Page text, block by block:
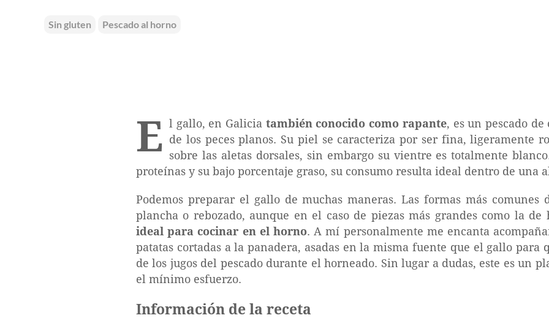
Sin gluten Pescado al horno
E l gallo, en Galicia también conocido como rapante, es un pescado
de los peces planos. Su piel se caracteriza por ser fina, ligeramente
sobre las aletas dorsales, sin embargo su vientre es totalmente
proteínas y su bajo porcentaje graso, su consumo resulta ideal dentro de una
Podemos preparar el gallo de muchas maneras. Las formas más
plancha o rebozado, aunque en el caso de piezas más grandes como la de
ideal para cocinar en el horno. A mí personalmente me encanta
patatas cortadas a la panadera, asadas en la misma fuente que el gallo para
de los jugos del pescado durante el horneado. Sin lugar a dudas, este es un
el mínimo esfuerzo.
Información de la receta